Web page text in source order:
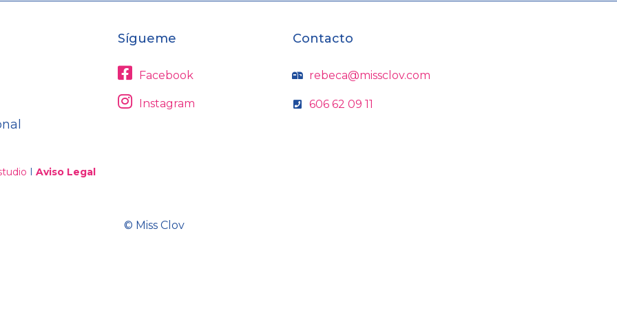
I Aviso Legal
Sígueme
Facebook
Instagram
Contacto
rebeca@missclov.com
606 62 09 11
© Miss Clov